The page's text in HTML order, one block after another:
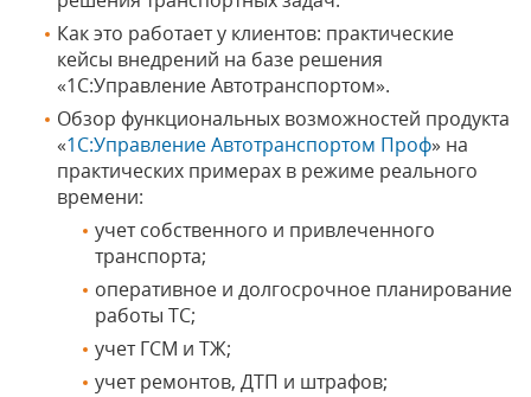
Как это работает у клиентов: практические
кейсы внедрений на базе решения
«1С:Управление Автотранспортом».
Обзор функциональных возможностей продукта
«1С:Управление Автотранспортом Проф» на
практических примерах в режиме реального
времени:
учет собственного и привлеченного
транспорта;
оперативное и долгосрочное планирование
работы ТС;
учет ГСМ и ТЖ;
учет ремонтов, ДТП и штрафов;